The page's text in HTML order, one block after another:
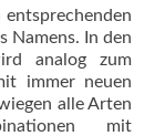
entsprechenden
Namens. In den
analog zum
immer neuen
alle Arten
mit